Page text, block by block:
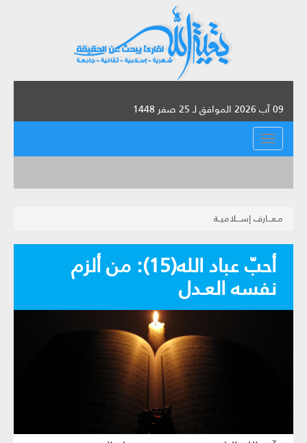
09 آب 2026 الموافق لـ 25 صفر 1448
القائمة
مـعـــارف إســـلاميــة
أحبّ عباد الله(15): من ألزم
نفسه العـدل